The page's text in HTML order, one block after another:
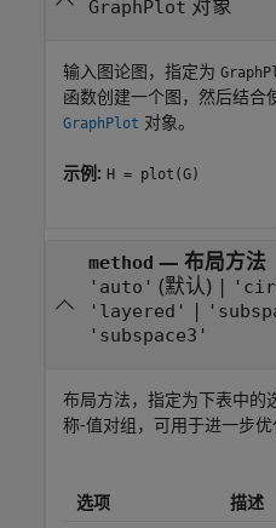
GraphPlot
输入图论图，指定为
函数创建一个图，然后结合
GraphPlot 对象。
示例: H = plot(G)
method — 布局方法
'auto' (默认) |
'layered' |
'subspace3'
布局方法，指定为下表中的
称-值对组，可用于进一步优
选项 描述